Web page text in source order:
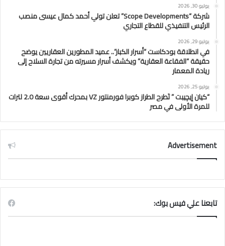
يوليو 30, 2026
شركة “Scope Developments” تعلن تولي أحمد كمال عيسى منصب
الرئيس التنفيذي للقطاع التجاري
يوليو 29, 2026
في انطلاقة بودكاست “أسرار الكبار”.. عميد المطورين العقاريين يوضح
حقيقة “الفقاعة العقارية” ويكشف أسرار مسيرته من تجارة السلاح إلى
ريادة المعمار
يوليو 25, 2026
“كيان إيچيبت ” تَطرح الطراز كوبرا فورمنتور VZ بمحرك أقوى سعة 2.0 لترات
للمرة الأولى في مصر
Advertisement
تابعنا علي فيس بوك: